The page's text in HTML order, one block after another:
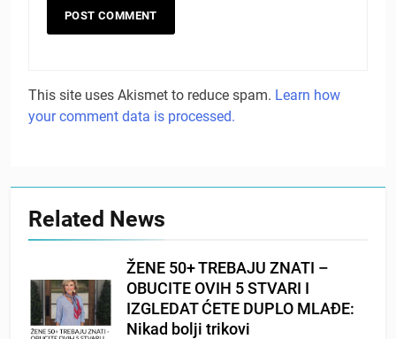
This site uses Akismet to reduce spam. Learn how
your comment data is processed.
Related News
ŽENE 50+ TREBAJU ZNATI –
OBUCITE OVIH 5 STVARI I
IZGLEDAT ĆETE DUPLO MLAĐE:
Nikad bolji trikovi